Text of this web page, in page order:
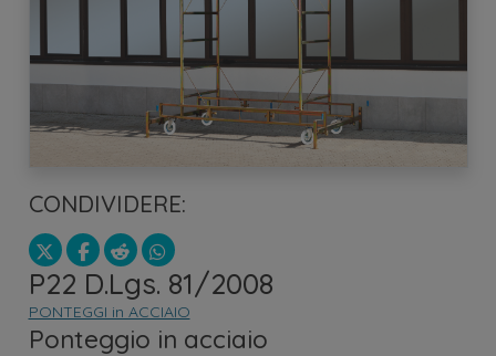
CONDIVIDERE:
P22 D.Lgs. 81/2008
PONTEGGI in ACCIAIO
Ponteggio in acciaio